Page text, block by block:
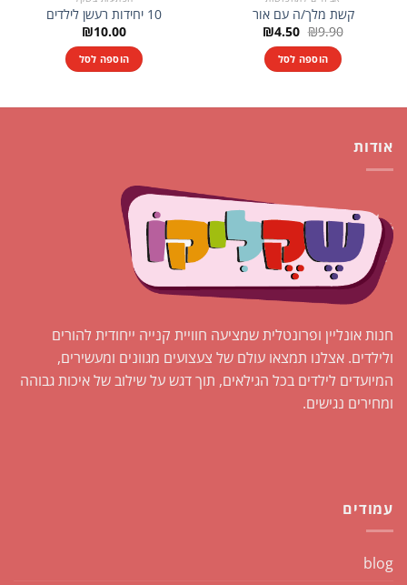
קשת מלך/ה עם אור
₪9.90 המחיר
המקורי
היה:
₪9.90.
₪4.50 המחיר
הנוכחי
הוספה לסל
10 יחידות רעשן לילדים
₪10.00
הוספה לסל
אודות
חנות אונליין ופרונטלית שמציעה חוויית קנייה ייחודית להורים
ולילדים. אצלנו תמצאו עולם של צעצועים מגוונים ומעשירים,
המיועדים לילדים בכל הגילאים, תוך דגש על שילוב של איכות גבוהה
ומחירים נגישים.
עמודים
blog